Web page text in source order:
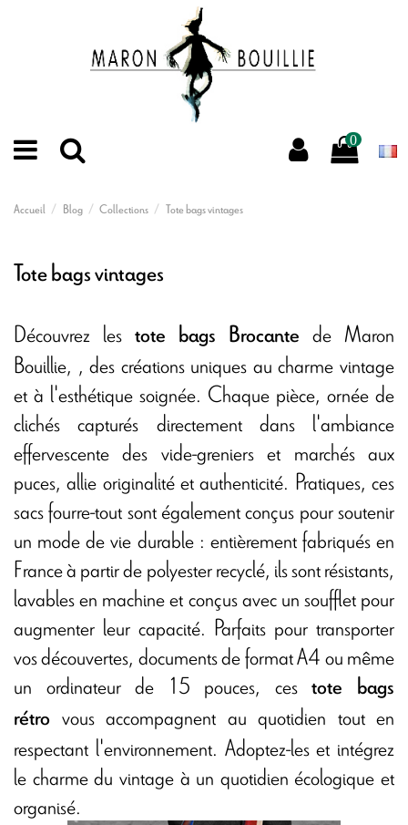
0
Accueil Blog Collections Tote bags vintages
Tote bags vintages
Découvrez les tote bags Brocante de Maron
Bouillie, , des créations uniques au charme vintage
et à l'esthétique soignée. Chaque pièce, ornée de
clichés capturés directement dans l'ambiance
effervescente des vide-greniers et marchés aux
puces, allie originalité et authenticité. Pratiques, ces
sacs fourre-tout sont également conçus pour soutenir
un mode de vie durable : entièrement fabriqués en
France à partir de polyester recyclé, ils sont résistants,
lavables en machine et conçus avec un soufflet pour
augmenter leur capacité. Parfaits pour transporter
vos découvertes, documents de format A4 ou même
un ordinateur de 15 pouces, cestote bags
rétro vous accompagnent au quotidien tout en
respectant l'environnement. Adoptez-les et intégrez
le charme du vintage à un quotidien écologique et
organisé.